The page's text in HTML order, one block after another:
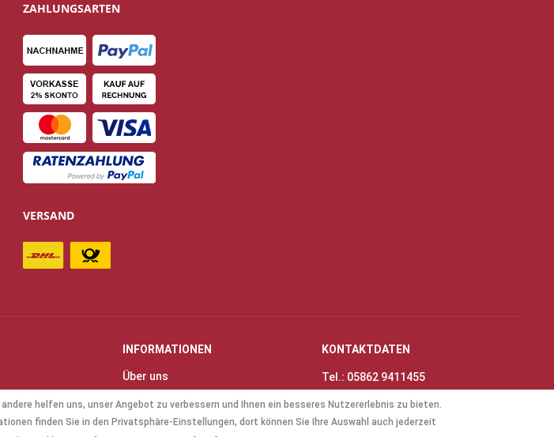
ZAHLUNGSARTEN
VERSAND
INFORMATIONEN
Über uns
Anfahrt & Öffnungszeiten
Mollenhauer Blockflöten
KONTAKTDATEN
Tel.: 05862 9411455
info@thinas-toene.de
helfen uns, unser Angebot zu verbessern und Ihnen ein besseres Nutzererlebnis zu bieten.
finden Sie in den Privatsphäre-Einstellungen, dort können Sie Ihre Auswahl auch jederzeit